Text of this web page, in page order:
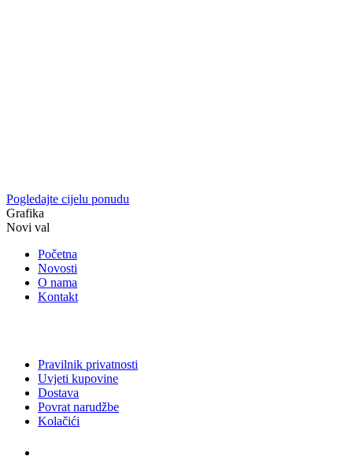
Pogledajte cijelu ponudu
Grafika
Novi val
Početna
Novosti
O nama
Kontakt
Pravilnik privatnosti
Uvjeti kupovine
Dostava
Povrat narudžbe
Kolačići